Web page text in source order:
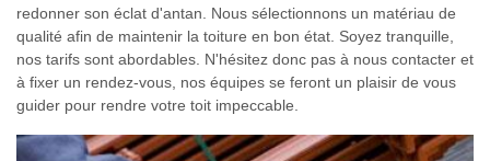
redonner son éclat d'antan. Nous sélectionnons un matériau de
qualité afin de maintenir la toiture en bon état. Soyez tranquille,
nos tarifs sont abordables. N'hésitez donc pas à nous contacter et
à fixer un rendez-vous, nos équipes se feront un plaisir de vous
guider pour rendre votre toit impeccable.